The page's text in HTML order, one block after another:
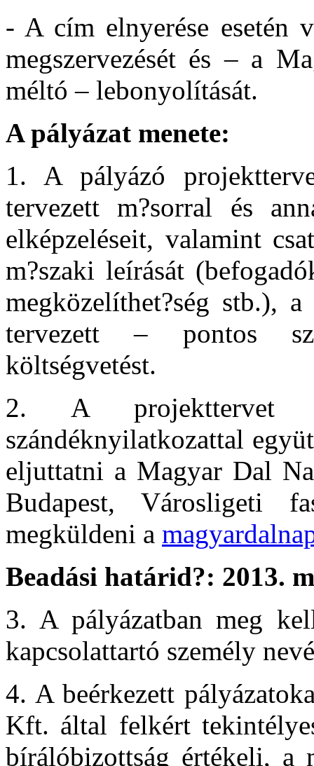
- A cím elnyerése esetén
megszervezését és – a
méltó – lebonyolítását.
A pályázat menete:
1. A pályázó
tervezett m?sorral és
elképzeléseit, valamint
m?szaki leírását
megközelíthet?ség stb.),
tervezett – pontos
költségvetést.
2. A projekttervet
szándéknyilatkozattal
eljuttatni a Magyar Dal
Budapest, Városligeti
megküldeni a
Beadási határid?: 2013.
3. A pályázatban meg
kapcsolattartó személy
4. A beérkezett
Kft. által felkért
bírálóbizottság értékeli, a